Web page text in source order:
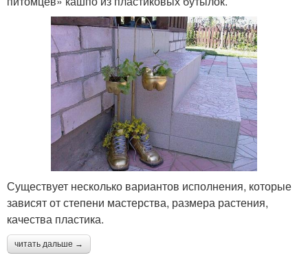
Существует несколько вариантов исполнения, которые
зависят от степени мастерства, размера растения,
качества пластика.
читать дальше →